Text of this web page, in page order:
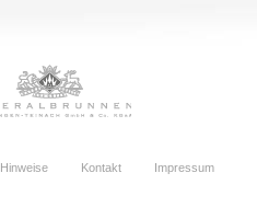
Kontakt Impressum